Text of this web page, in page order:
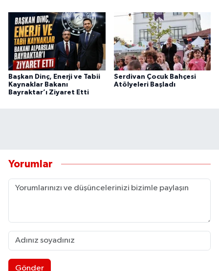
Başkan Dinç, Enerji ve Tabii
Kaynaklar Bakanı
Bayraktar’ı Ziyaret Etti
Serdivan Çocuk Bahçesi
Atölyeleri Başladı
Yorumlar
Gönder